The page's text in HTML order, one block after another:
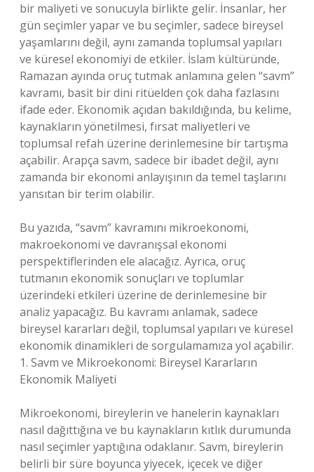
bir maliyeti ve sonucuyla birlikte gelir. İnsanlar, her
gün seçimler yapar ve bu seçimler, sadece bireysel
yaşamlarını değil, aynı zamanda toplumsal yapıları
ve küresel ekonomiyi de etkiler. İslam kültüründe,
Ramazan ayında oruç tutmak anlamına gelen “savm”
kavramı, basit bir dini ritüelden çok daha fazlasını
ifade eder. Ekonomik açıdan bakıldığında, bu kelime,
kaynakların yönetilmesi, fırsat maliyetleri ve
toplumsal refah üzerine derinlemesine bir tartışma
açabilir. Arapça savm, sadece bir ibadet değil, aynı
zamanda bir ekonomi anlayışının da temel taşlarını
yansıtan bir terim olabilir.
Bu yazıda, “savm” kavramını mikroekonomi,
makroekonomi ve davranışsal ekonomi
perspektiflerinden ele alacağız. Ayrıca, oruç
tutmanın ekonomik sonuçları ve toplumlar
üzerindeki etkileri üzerine de derinlemesine bir
analiz yapacağız. Bu kavramı anlamak, sadece
bireysel kararları değil, toplumsal yapıları ve küresel
ekonomik dinamikleri de sorgulamamıza yol açabilir.
1. Savm ve Mikroekonomi: Bireysel Kararların
Ekonomik Maliyeti
Mikroekonomi, bireylerin ve hanelerin kaynakları
nasıl dağıttığına ve bu kaynakların kıtlık durumunda
nasıl seçimler yaptığına odaklanır. Savm, bireylerin
belirli bir süre boyunca yiyecek, içecek ve diğer